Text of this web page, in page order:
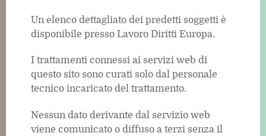
Un elenco dettagliato dei predetti soggetti è
disponibile presso Lavoro Diritti Europa.
I trattamenti connessi ai servizi web di
questo sito sono curati solo dal personale
tecnico incaricato del trattamento.
Nessun dato derivante dal servizio web
viene comunicato o diffuso a terzi senza il